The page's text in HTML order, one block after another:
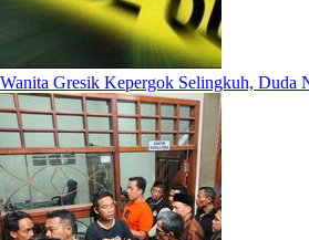
Wanita Gresik Kepergok Selingkuh, Duda